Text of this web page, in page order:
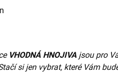
VHODNÁ HNOJIVA jsou pro
si jen vybrat, které Vám